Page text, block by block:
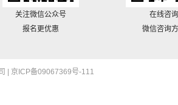
关注微信公众号
报名更优惠
在线咨询
微信咨询
| 京ICP备09067369号-111